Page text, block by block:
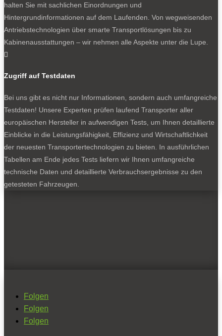
halten Sie mit sachlichen Einordnungen und
Hintergrundinformationen auf dem Laufenden. Von wegweisenden
Antriebstechnologien über smarte Transportlösungen bis zu
Kabinenausstattungen – wir nehmen alle Aspekte unter die Lupe.

Zugriff auf Testdaten
Bei uns gibt es nicht nur Informationen, sondern auch umfangreiche
Testdaten! Unsere Experten prüfen laufend Transporter aller
europäischen Hersteller in aufwendigen Tests, um Ihnen detaillierte
Einblicke in die Leistungsfähigkeit, Effizienz und Wirtschaftlichkeit
der neuesten Transportertechnologien zu bieten. In ausführlichen
Tabellen am Ende jedes Tests liefern wir Ihnen umfangreiche
technische Daten und detaillierte Verbrauchsergebnisse zu den
getesteten Fahrzeugen.
Folgen
Folgen
Folgen